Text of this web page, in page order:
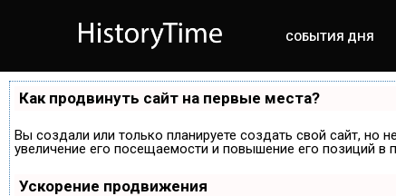
СОБЫТИЯ ДНЯ
Как продвинуть сайт на первые места?
Вы создали или только планируете создать свой сайт, но
увеличение его посещаемости и повышение его позиций в
Ускорение продвижения